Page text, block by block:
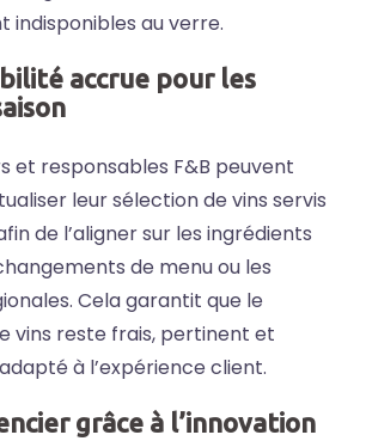
indisponibles au verre.
accrue pour les
et responsables F&B peuvent
leur sélection de vins servis
de l’aligner sur les ingrédients
de menu ou les
Cela garantit que le
vins reste frais, pertinent et
à l’expérience client.
grâce à l’innovation